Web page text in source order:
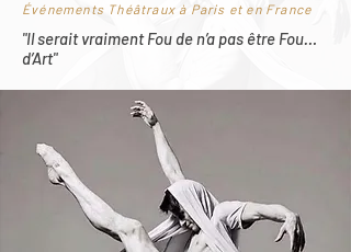
Événements Théâtraux à Paris et en France
"Il serait vraiment Fou de n’a pas être Fou…
d’Art"